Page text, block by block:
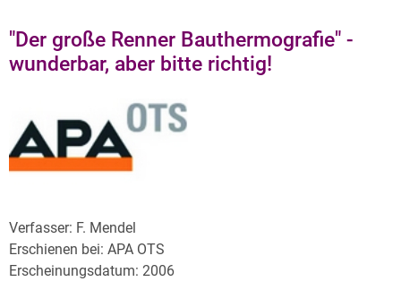
"Der große Renner Bauthermografie" -
wunderbar, aber bitte richtig!
Verfasser: F. Mendel
Erschienen bei: APA OTS
Erscheinungsdatum: 2006